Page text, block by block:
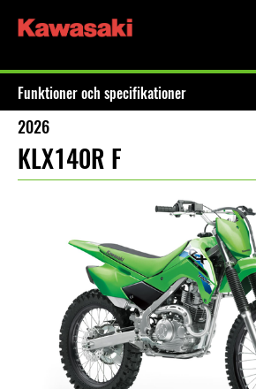
Funktioner och specifikationer
2026
KLX140R F